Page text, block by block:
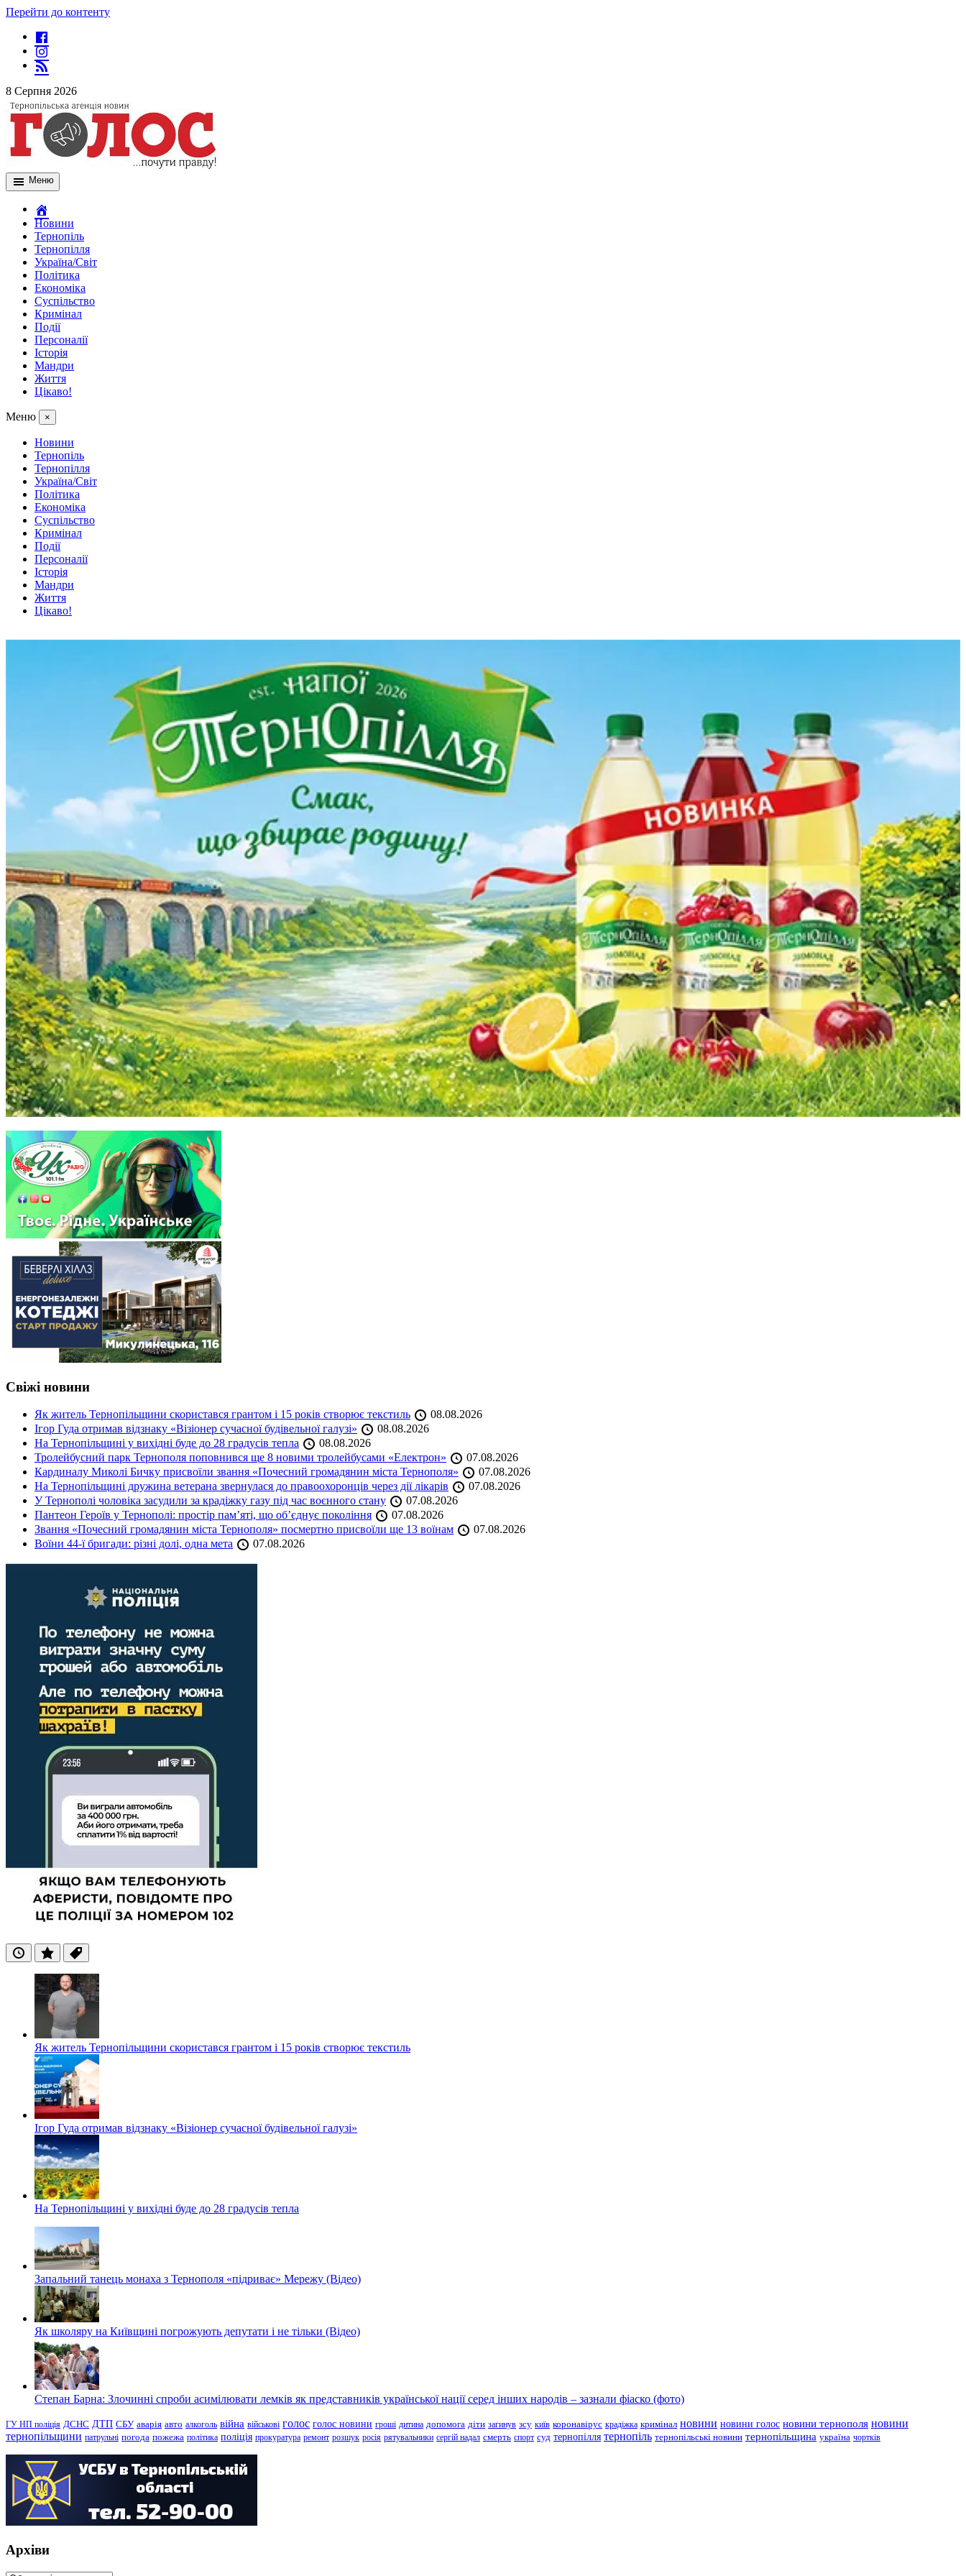
Перейти до контенту
8 Серпня 2026
Меню
Новини
Тернопіль
Тернопілля
Україна/Світ
Політика
Економіка
Суспільство
Кримінал
Події
Персоналії
Історія
Мандри
Життя
Цікаво!
Меню ×
Новини
Тернопіль
Тернопілля
Україна/Світ
Політика
Економіка
Суспільство
Кримінал
Події
Персоналії
Історія
Мандри
Життя
Цікаво!
Свіжі новини
Як житель Тернопільщини скористався грантом і 15 років створює текстиль
08.08.2026
Ігор Гуда отримав відзнаку «Візіонер сучасної будівельної галузі»
08.08.2026
На Тернопільщині у вихідні буде до 28 градусів тепла
08.08.2026
Тролейбусний парк Тернополя поповнився ще 8 новими тролейбусами «Електрон»
07.08.2026
Кардиналу Миколі Бичку присвоїли звання «Почесний громадянин міста Тернополя»
07.08.2026
На Тернопільщині дружина ветерана звернулася до правоохоронців через дії лікарів
07.08.2026
У Тернополі чоловіка засудили за крадіжку газу під час воєнного стану
07.08.2026
Пантеон Героїв у Тернополі: простір пам’яті, що об’єднує покоління
07.08.2026
Звання «Почесний громадянин міста Тернополя» посмертно присвоїли ще 13 воїнам
07.08.2026
Воїни 44-ї бригади: різні долі, одна мета
07.08.2026
ОстанніПопулярні
Теги
Як житель Тернопільщини скористався грантом і 15 років створює текстиль
Ігор Гуда отримав відзнаку «Візіонер сучасної будівельної галузі»
На Тернопільщині у вихідні буде до 28 градусів тепла
Запальний танець монаха з Тернополя «підриває» Мережу (Відео)
Як школяру на Київщині погрожують депутати і не тільки (Відео)
Степан Барна: Злочинні спроби асимілювати лемків як представників української нації серед інших народів – зазнали фіаско (фото)
ГУ НП поліція ДСНС ДТП СБУ аварія авто алкоголь війна військові голос голос новини гроші дитина допомога діти загинув зсу київ коронавірус крадіжка кримінал новини новини голос новини тернополя новини
тернопільщини патрульні погода пожежа політика поліція прокуратура ремонт розшук росія рятувальники сергій надал смерть спорт суд тернопілля тернопіль тернопільські новини тернопільщина україна чортків
Архіви